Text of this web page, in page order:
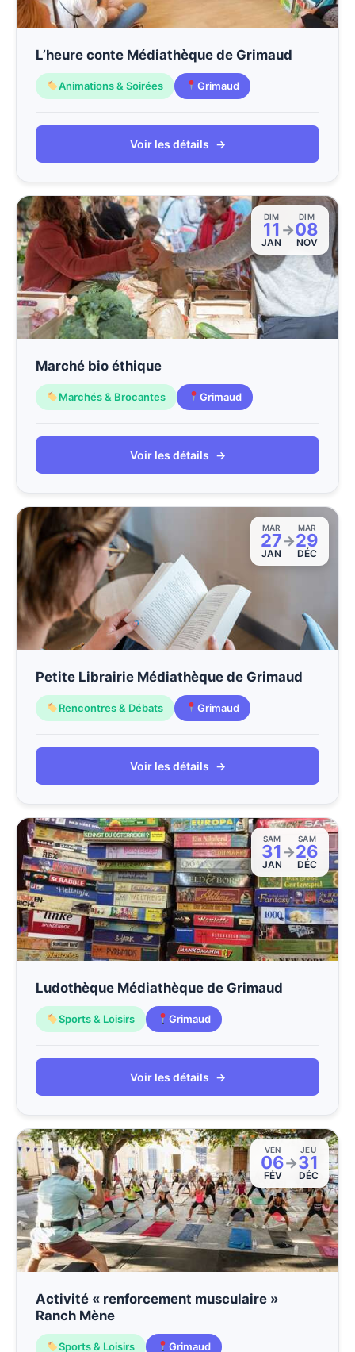
L’heure conte Médiathèque de Grimaud
Animations & Soirées Grimaud
Voir les détails →
DIM
11
JAN
→
DIM
08
NOV
Marché bio éthique
Marchés & Brocantes Grimaud
Voir les détails →
MAR
27
JAN
→
MAR
29
DÉC
Petite Librairie Médiathèque de Grimaud
Rencontres & Débats Grimaud
Voir les détails →
SAM
31
JAN
→
SAM
26
DÉC
Ludothèque Médiathèque de Grimaud
Sports & Loisirs Grimaud
Voir les détails →
VEN
06
FÉV
→
JEU
31
DÉC
Activité « renforcement musculaire »
Ranch Mène
Sports & Loisirs Grimaud